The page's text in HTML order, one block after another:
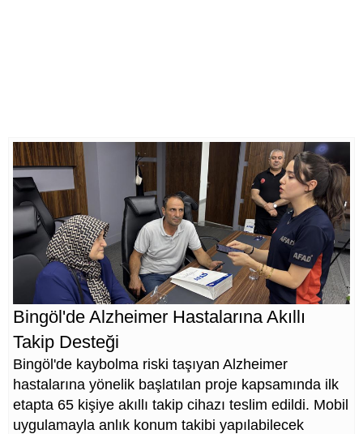
Bingöl'de Alzheimer Hastalarına Akıllı
Takip Desteği
Bingöl'de kaybolma riski taşıyan Alzheimer
hastalarına yönelik başlatılan proje kapsamında ilk
etapta 65 kişiye akıllı takip cihazı teslim edildi. Mobil
uygulamayla anlık konum takibi yapılabilecek